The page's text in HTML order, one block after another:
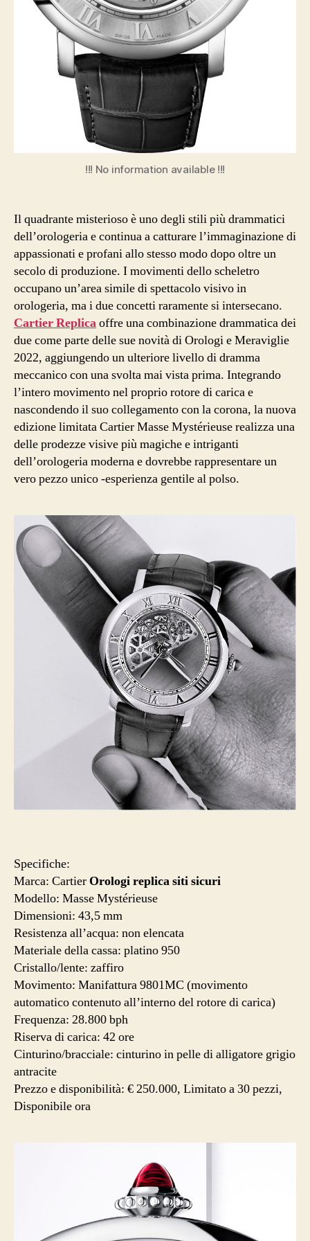
!!! No information available !!!
Il quadrante misterioso è uno degli stili più drammatici
dell’orologeria e continua a catturare l’immaginazione di
appassionati e profani allo stesso modo dopo oltre un
secolo di produzione. I movimenti dello scheletro
occupano un’area simile di spettacolo visivo in
orologeria, ma i due concetti raramente si intersecano.
Cartier Replicaoffre una combinazione drammatica dei
due come parte delle sue novità di Orologi e Meraviglie
2022, aggiungendo un ulteriore livello di dramma
meccanico con una svolta mai vista prima. Integrando
l’intero movimento nel proprio rotore di carica e
nascondendo il suo collegamento con la corona, la nuova
edizione limitata Cartier Masse Mystérieuse realizza una
delle prodezze visive più magiche e intriganti
dell’orologeria moderna e dovrebbe rappresentare un
vero pezzo unico -esperienza gentile al polso.
Specifiche:
Marca: Cartier Orologi replica siti sicuri
Modello: Masse Mystérieuse
Dimensioni: 43,5 mm
Resistenza all’acqua: non elencata
Materiale della cassa: platino 950
Cristallo/lente: zaffiro
Movimento: Manifattura 9801MC (movimento
automatico contenuto all’interno del rotore di carica)
Frequenza: 28.800 bph
Riserva di carica: 42 ore
Cinturino/bracciale: cinturino in pelle di alligatore grigio
antracite
Prezzo e disponibilità: € 250.000, Limitato a 30 pezzi,
Disponibile ora